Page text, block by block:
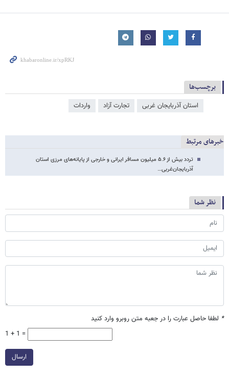
برچسب‌ها
استان آذربایجان غربی تجارت آزاد واردات
خبرهای مرتبط
تردد بیش از ۵.۶ میلیون مسافر ایرانی و خارجی از پایانه‌های مرزی استان
آذربایجان‌غربی…
نظر شما
* لطفا حاصل عبارت را در جعبه متن روبرو وارد کنید
1 + 1 =
ارسال